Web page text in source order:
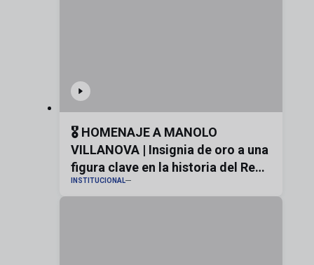
🎖️ HOMENAJE A MANOLO
VILLANOVA | Insignia de oro a una
figura clave en la historia del Real
Zaragoza
INSTITUCIONAL